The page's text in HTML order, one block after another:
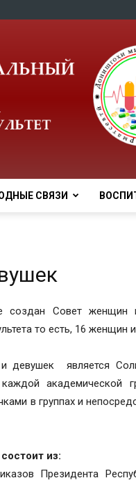
СВЯЗИ
создан Совет женщин
то есть, 16 женщин
является
академической
в группах и
из:
Президента